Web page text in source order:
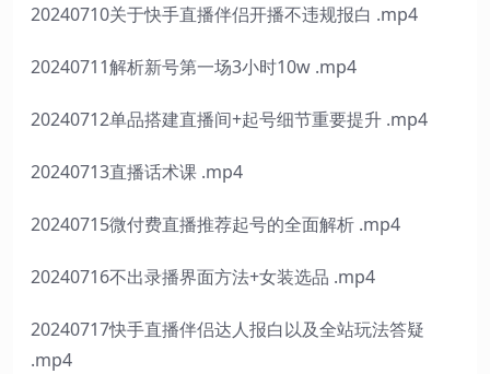
20240710关于快手直播伴侣开播不违规报白 .mp4
20240711解析新号第一场3小时10w .mp4
20240712单品搭建直播间+起号细节重要提升 .mp4
20240713直播话术课 .mp4
20240715微付费直播推荐起号的全面解析 .mp4
20240716不出录播界面方法+女装选品 .mp4
20240717快手直播伴侣达人报白以及全站玩法答疑
.mp4